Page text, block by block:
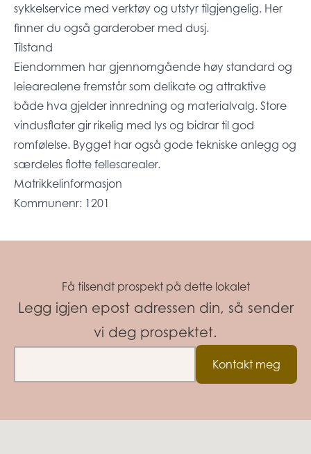
sykkelservice med verktøy og utstyr tilgjengelig. Her
finner du også garderober med dusj.
Tilstand
Eiendommen har gjennomgående høy standard og
leiearealene fremstår som delikate og attraktive
både hva gjelder innredning og materialvalg. Store
vindusflater gir rikelig med lys og bidrar til god
romfølelse. Bygget har også gode tekniske anlegg og
særdeles flotte fellesarealer.
Matrikkelinformasjon
Kommunenr: 1201
Få tilsendt prospekt på dette lokalet
Legg igjen epost adressen din, så sender
vi deg prospektet.